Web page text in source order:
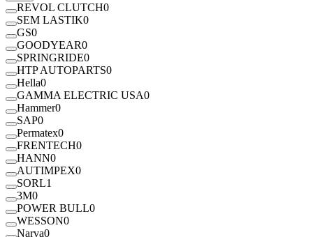
REVOL CLUTCH0
SEM LASTIK0
GS0
GOODYEAR0
SPRINGRIDE0
HTP AUTOPARTS0
Hella0
GAMMA ELECTRIC USA0
Hammer0
SAP0
Permatex0
FRENTECH0
HANN0
AUTIMPEX0
SORL1
3M0
POWER BULL0
WESSON0
Narva0